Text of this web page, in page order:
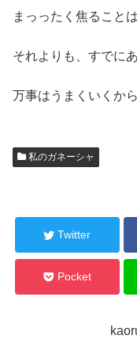
まっったく焦ること
それよりも、すでに
万事はうまくいくから
私のガネーシャ
Twitter
Pocket